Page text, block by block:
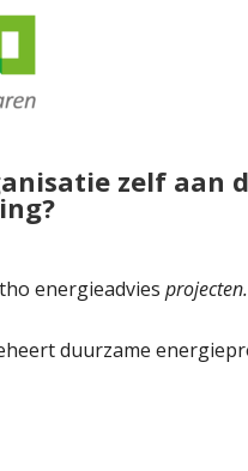
zelf aan
energieadvies projecten.
duurzame